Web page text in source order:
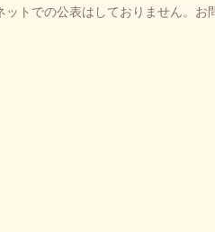
トでの公表はしておりません。